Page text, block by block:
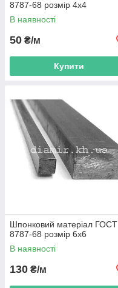
8787-68 розмір 4х4
В наявності
50 ₴/м
Купити
Шпонковий матеріал ГОСТ
8787-68 розмір 6х6
В наявності
130 ₴/м